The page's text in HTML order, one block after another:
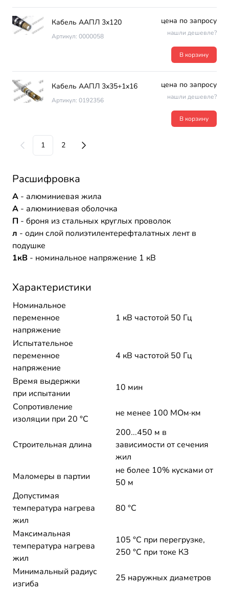
Кабель ААПЛ 3х120
Артикул: 0000058
цена по запросу
нашли дешевле?
В корзину
Кабель ААПЛ 3х35+1х16
Артикул: 0192356
цена по запросу
нашли дешевле?
В корзину
1 2
Расшифровка
А - алюминиевая жила
А - алюминиевая оболочка
П - броня из стальных круглых проволок
л - один слой полиэтилентерефталатных лент в
подушке
1кВ - номинальное напряжение 1 кВ
Характеристики
Номинальное
переменное
напряжение
1 кВ частотой 50 Гц
Испытательное
переменное
напряжение
4 кВ частотой 50 Гц
Время выдержки
при испытании
10 мин
Сопротивление
изоляции при 20 °С
не менее 100 МОм·км
Строительная длина
200...450 м в
зависимости от сечения
жил
Маломеры в партии
не более 10% кусками от
50 м
Допустимая
температура нагрева
жил
80 °C
Максимальная
температура нагрева
жил
105 °C при перегрузке,
250 °C при токе КЗ
Минимальный радиус
изгиба
25 наружных диаметров